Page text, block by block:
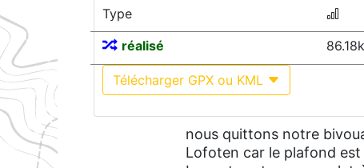
Type
réalisé
Télécharger GPX ou KML
nous quittons notre
Lofoten car le plafond est